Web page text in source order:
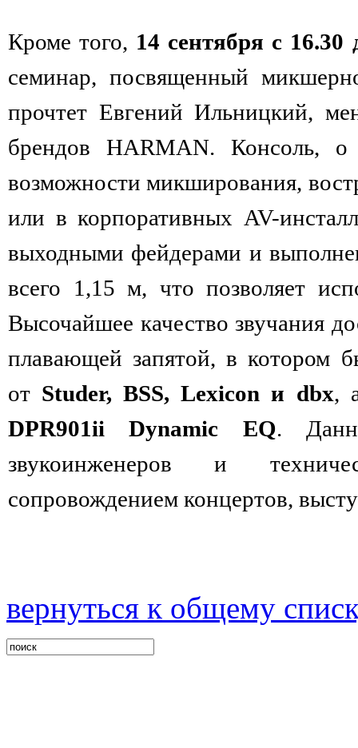
Кроме того, 14 сентября с 16.30
семинар, посвященный
прочтет Евгений Ильницкий,
брендов HARMAN. Консоль,
возможности микширования,
или в корпоративных AV-
выходными фейдерами и
всего 1,15 м, что позволяет
Высочайшее качество звучания
плавающей запятой, в котором
от Studer, BSS, Lexicon и dbx,
DPR901ii Dynamic EQ.
звукоинженеров и
сопровождением концертов,
вернуться к общему